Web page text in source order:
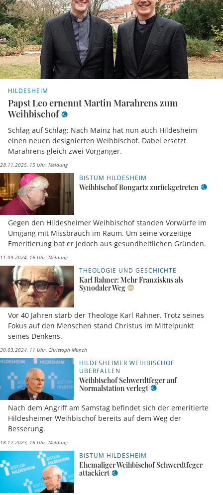
HILDESHEIM
Papst Leo ernennt Martin Marahrens zum
Weihbischof
Schlag auf Schlag: Nach Mainz hat nun auch Hildesheim
einen neuen designierten Weihbischof. Dabei ersetzt
Marahrens gleich zwei Vorgänger.
28.11.2025, 15 Uhr Meldung
BISTUM HILDESHEIM
Weihbischof Bongartz zurückgetreten
Gegen den Hildesheimer Weihbischof standen Vorwürfe im
Umgang mit Missbrauch im Raum. Um seine vorzeitige
Emeritierung bat er jedoch aus gesundheitlichen Gründen.
11.09.2024, 16 Uhr Meldung
THEOLOGIE UND GESCHICHTE
Karl Rahner: Mehr Franziskus als
Synodaler Weg
Vor 40 Jahren starb der Theologe Karl Rahner. Trotz seines
Fokus auf den Menschen stand Christus im Mittelpunkt
seines Denkens.
30.03.2024, 11 Uhr Christoph Münch
HILDESHEIMER WEIHBISCHOF
ÜBERFALLEN
Weihbischof Schwerdtfeger auf
Normalstation verlegt
Nach dem Angriff am Samstag befindet sich der emeritierte
Hildesheimer Weihbischof bereits auf dem Weg der
Besserung.
18.12.2023, 16 Uhr Meldung
BISTUM HILDESHEIM
Ehemaliger Weihbischof Schwerdtfeger
attackiert